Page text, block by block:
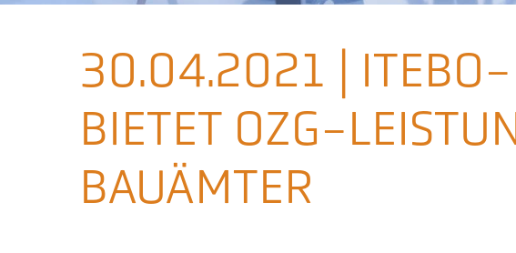
30.04.2021 | ITEBO-
BIETET OZG-
BAUÄMTER